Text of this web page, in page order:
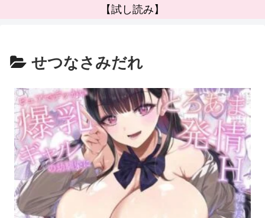
【試し読み】
せつなさみだれ